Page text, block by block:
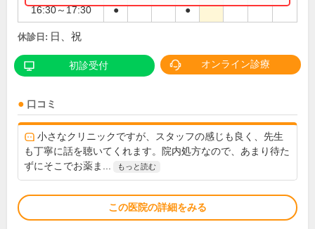
16:30～17:30 ● ●
休診日: 日、祝
初診受付 オンライン診療
口コミ
小さなクリニックですが、スタッフの感じも良く、先生
も丁寧に話を聴いてくれます。院内処方なので、あまり待た
ずにそこでお薬ま...
もっと読む
この医院の詳細をみる